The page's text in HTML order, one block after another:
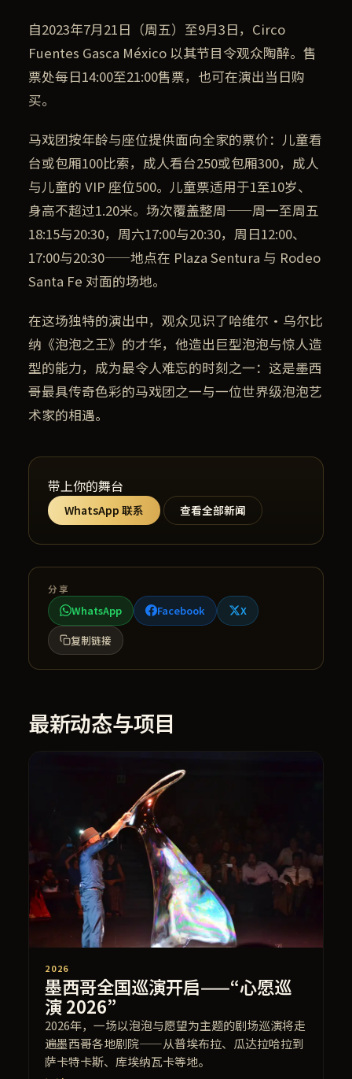
自2023年7月21日（周五）至9月3日，Circo
Fuentes Gasca México 以其节目令观众陶醉。售
票处每日14:00至21:00售票，也可在演出当日购
买。
马戏团按年龄与座位提供面向全家的票价：儿童看
台或包厢100比索，成人看台250或包厢300，成人
与儿童的 VIP 座位500。儿童票适用于1至10岁、
身高不超过1.20米。场次覆盖整周——周一至周五
18:15与20:30，周六17:00与20:30，周日12:00、
17:00与20:30——地点在 Plaza Sentura 与 Rodeo
Santa Fe 对面的场地。
在这场独特的演出中，观众见识了哈维尔·乌尔比
纳《泡泡之王》的才华，他造出巨型泡泡与惊人造
型的能力，成为最令人难忘的时刻之一：这是墨西
哥最具传奇色彩的马戏团之一与一位世界级泡泡艺
术家的相遇。
带上你的舞台
WhatsApp 联系 查看全部新闻
分享
WhatsApp Facebook
X
复制链接
最新动态与项目
2026
墨西哥全国巡演开启——“心愿巡
演 2026”
2026年，一场以泡泡与愿望为主题的剧场巡演将走
遍墨西哥各地剧院——从普埃布拉、瓜达拉哈拉到
萨卡特卡斯、库埃纳瓦卡等地。